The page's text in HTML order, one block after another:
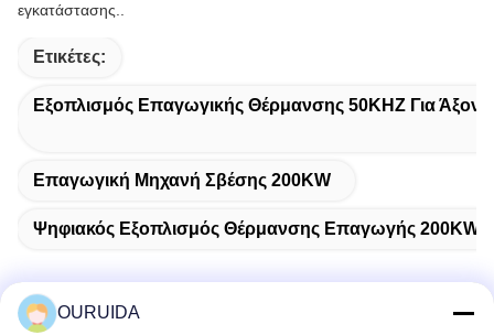
εγκατάστασης..
Ετικέτες:
Εξοπλισμός Επαγωγικής Θέρμανσης 50KHZ Για
Επαγωγική Μηχανή Σβέσης 200KW
Ψηφιακός Εξοπλισμός Θέρμανσης Επαγωγής 200KW
OURUIDA